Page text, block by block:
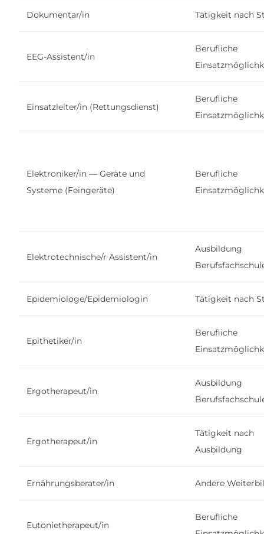
Dokumentar/in Tätigkeit nach
EEG-Assistent/in
Berufliche
Einsatzleiter/in (Rettungsdienst)
Berufliche
Elektroniker/in — Geräte und
Systeme (Feingeräte)
Berufliche
Elektrotechnische/r Assistent/in
Ausbildung
Epidemiologe/Epidemiologin Tätigkeit nach
Epithetiker/in
Berufliche
Ergotherapeut/in
Ausbildung
Ergotherapeut/in
Tätigkeit nach
Ausbildung
Ernährungsberater/in Andere
Eutonietherapeut/in
Berufliche